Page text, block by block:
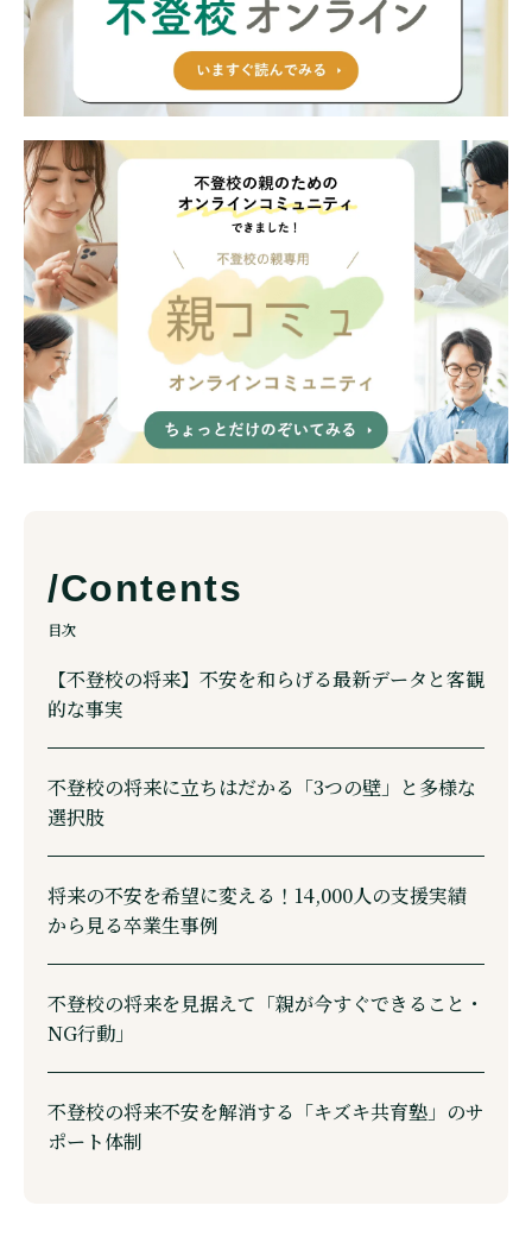
目次
【不登校の将来】不安を和らげる最新データと客観
的な事実
不登校の将来に立ちはだかる「3つの壁」と多様な
選択肢
将来の不安を希望に変える！14,000人の支援実績
から見る卒業生事例
不登校の将来を見据えて「親が今すぐできること・
NG行動」
不登校の将来不安を解消する「キズキ共育塾」のサ
ポート体制